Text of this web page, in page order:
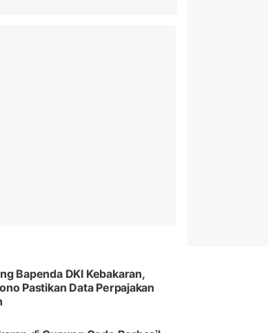
Bapenda DKI Kebakaran,
Pastikan Data Perpajakan